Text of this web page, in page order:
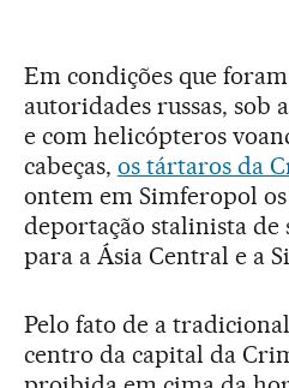
Em condições que
autoridades russas, sob
e com helicópteros
cabeças, os tártaros da
ontem em Simferopol os
deportação stalinista de
para a Ásia Central e a
Pelo fato de a
centro da capital da